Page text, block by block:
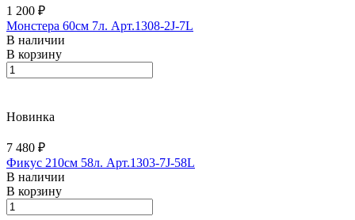
1 200 ₽
Монстера 60см 7л. Арт.1308-2J-7L
В наличии
В корзину
Новинка
7 480 ₽
Фикус 210см 58л. Арт.1303-7J-58L
В наличии
В корзину